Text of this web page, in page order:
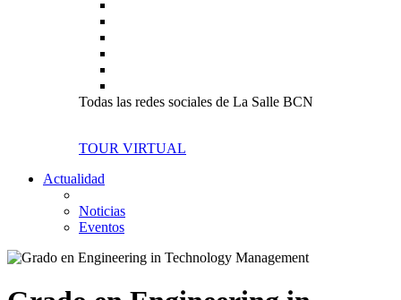
Todas las redes sociales de La Salle BCN
TOUR VIRTUAL
Actualidad
Noticias
Eventos